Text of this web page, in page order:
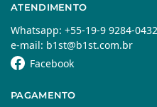
ATENDIMENTO
Whatsapp: +55-19-9 9284-0432
e-mail: b1st@b1st.com.br
Facebook
PAGAMENTO